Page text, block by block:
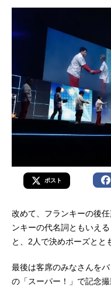
ポスト
改めて、フランキーの後
ンキーの代名詞ともいえ
と、2人で決めポーズとと
最後は客席のみなさんを
の「スーパー！」で記念